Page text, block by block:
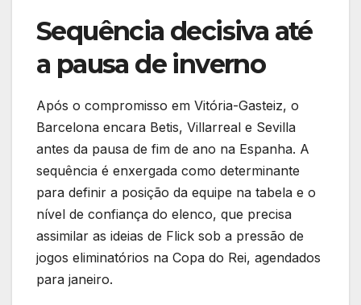
Sequência decisiva até
a pausa de inverno
Após o compromisso em Vitória-Gasteiz, o
Barcelona encara Betis, Villarreal e Sevilla
antes da pausa de fim de ano na Espanha. A
sequência é enxergada como determinante
para definir a posição da equipe na tabela e o
nível de confiança do elenco, que precisa
assimilar as ideias de Flick sob a pressão de
jogos eliminatórios na Copa do Rei, agendados
para janeiro.